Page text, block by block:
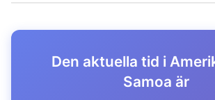
Den aktuella tid i
Samoa är